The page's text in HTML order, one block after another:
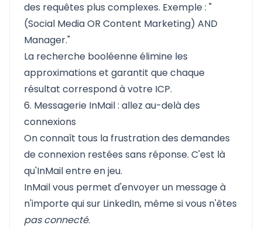
des requêtes plus complexes. Exemple : "
(Social Media OR Content Marketing) AND
Manager."
La recherche booléenne élimine les
approximations et garantit que chaque
résultat correspond à votre ICP.
6. Messagerie InMail : allez au-delà des
connexions
On connaît tous la frustration des demandes
de connexion restées sans réponse. C'est là
qu'InMailentre en jeu.
InMail vous permet d'envoyer un message à
n'importe qui sur LinkedIn, même si vous n'êtes
pas connecté.